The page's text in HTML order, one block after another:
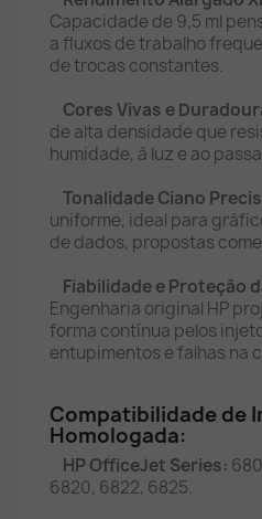
Capacidade de 9,5 ml
a fluxos de trabalho
de trocas constantes.
Cores Vivas e
de alta densidade que
humidade, à luz e ao
Tonalidade Ciano
uniforme, ideal para
de dados, propostas
Fiabilidade e Proteção
Engenharia original HP
forma contínua pelos
entupimentos e falhas na
Compatibilidade de
Homologada:
HP OfficeJet Series:
6820, 6822, 6825.